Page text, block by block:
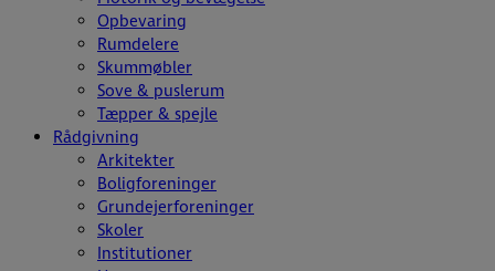
Opbevaring
Rumdelere
Skummøbler
Sove & puslerum
Tæpper & spejle
Rådgivning
Arkitekter
Boligforeninger
Grundejerforeninger
Skoler
Institutioner